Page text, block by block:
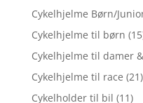
Cykelhjelme Børn/
Cykelhjelme til børn
Cykelhjelme til damer
Cykelhjelme til race (21)
Cykelholder til bil (11)